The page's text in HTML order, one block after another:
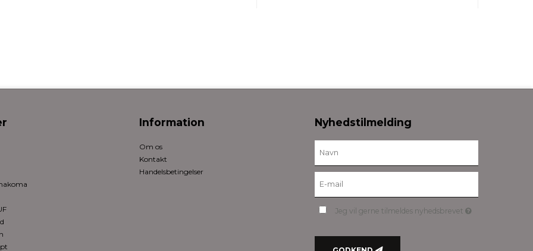
Information
Om os
Kontakt
Handelsbetingelser
Nyhedstilmelding
Jeg vil gerne tilmeldes nyhedsbrevet